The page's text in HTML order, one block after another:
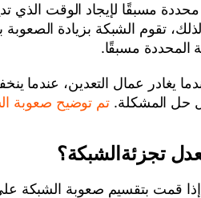
مسبقًا لإيجاد الوقت الذي
لذلك، تقوم الشبكة بزيادة
المحددة مسبقًا.
يغادر عمال التعدين، عندما
حل المشكلة. تم توضيح صعوبة
تجزئةالشبكة؟
إذا قمت بتقسيم صعوبة